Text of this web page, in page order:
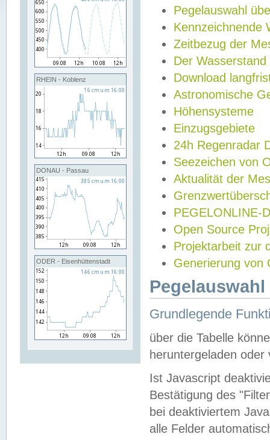
RHEIN - Koblenz
DONAU - Passau
ODER - Eisenhüttenstadt
Pegelauswahl
Kennzeichnende
Zeitbezug der
Der Wasserstand
Download
Astronomische
Höhensysteme
Einzugsgebiete
24h Regenradar
Seezeichen von
Aktualität der
PEGELONLINE-
Open Source
Projektarbeit zur
Generierung von
Grundlegende
über die Tabelle
heruntergeladen oder
Ist Javascript
Bestätigung des
bei deaktiviertem
alle Felder